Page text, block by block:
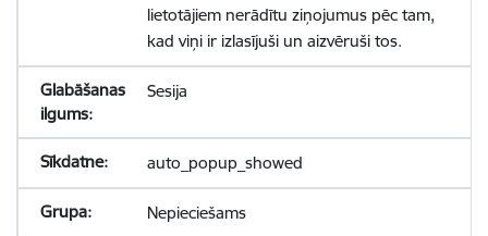
lietotājiem nerādītu ziņojumus pēc tam,
kad viņi ir izlasījuši un aizvēruši tos.
Sesija
auto_popup_showed
Nepieciešams